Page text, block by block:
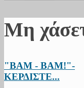
Μη
"BAM - BAM!"-
ΚΕΡΔΙΣΤΕ...